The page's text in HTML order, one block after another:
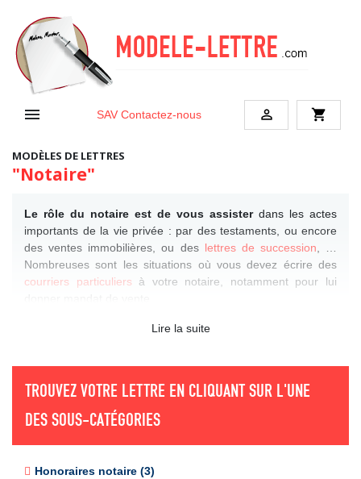
 SAV Contactez-nous  shopping_cart
MODÈLES DE LETTRES
"Notaire"
Le rôle du notaire est de vous assisterdans les actes
importants de la vie privée : par des testaments, ou encore
des ventes immobilières, ou des lettres de succession
Nombreuses sont les situations où vous devez écrire des
courriers particuliers à votre notaire, notamment pour lui
Lire la suite
TROUVEZ VOTRE LETTRE EN CLIQUANT SUR L'UNE
DES SOUS-CATÉGORIES
Honoraires notaire (3)